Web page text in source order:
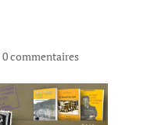
0 commentaires